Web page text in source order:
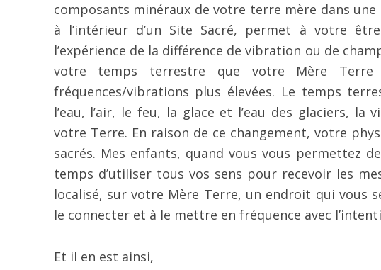
composants minéraux de votre terre mère dans
à l’intérieur d’un Site Sacré, permet à votre
l’expérience de la différence de vibration ou de
votre temps terrestre que votre Mère
fréquences/vibrations plus élevées. Le temps
l’eau, l’air, le feu, la glace et l’eau des glaciers,
votre Terre. En raison de ce changement, votre
sacrés. Mes enfants, quand vous vous permettez
temps d’utiliser tous vos sens pour recevoir les
localisé, sur votre Mère Terre, un endroit qui vous
le connecter et à le mettre en fréquence avec
Et il en est ainsi,